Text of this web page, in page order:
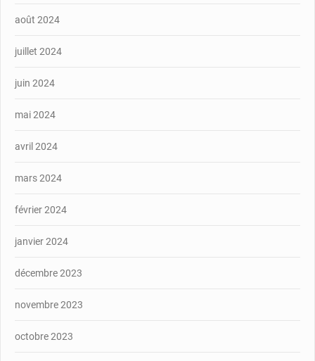
août 2024
juillet 2024
juin 2024
mai 2024
avril 2024
mars 2024
février 2024
janvier 2024
décembre 2023
novembre 2023
octobre 2023